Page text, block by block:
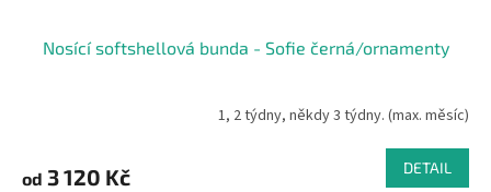
Nosící softshellová bunda - Sofie černá/ornamenty
1, 2 týdny, někdy 3 týdny. (max. měsíc)
od 3 120 Kč DETAIL